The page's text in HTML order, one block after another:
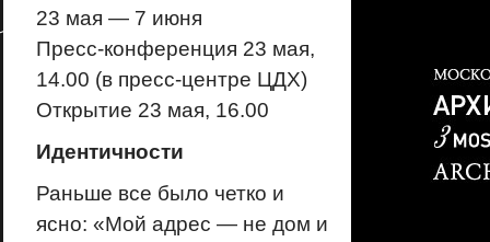
23 мая — 7 июня
Пресс-конференция 23 мая,
14.00 (в пресс-центре ЦДХ)
Открытие 23 мая, 16.00
Идентичности
Раньше все было четко и
ясно: «Мой адрес — не дом и